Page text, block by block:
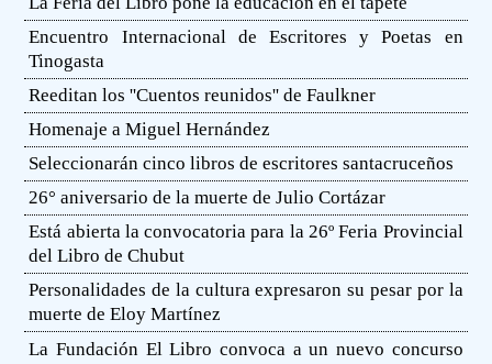
Encuentro Internacional de Escritores y Poetas en
Tinogasta
Reeditan los ''Cuentos reunidos'' de Faulkner
Homenaje a Miguel Hernández
Seleccionarán cinco libros de escritores santacruceños
26° aniversario de la muerte de Julio Cortázar
Está abierta la convocatoria para la 26º Feria Provincial
del Libro de Chubut
Personalidades de la cultura expresaron su pesar por la
muerte de Eloy Martínez
La Fundación El Libro convoca a un nuevo concurso